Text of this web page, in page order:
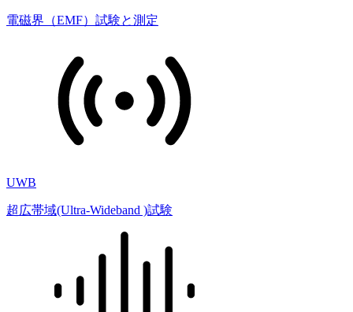
電磁界（EMF）試験と測定
UWB
超広帯域(Ultra-Wideband )試験